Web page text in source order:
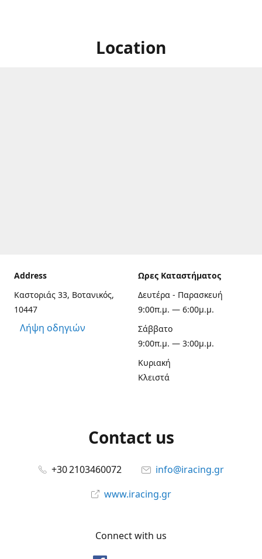
Location
Address
Καστοριάς 33, Βοτανικός,
10447
Λήψη οδηγιών
Ωρες Καταστήματος
Δευτέρα - Παρασκευή
9:00π.μ. — 6:00μ.μ.
Σάββατο
9:00π.μ. — 3:00μ.μ.
Κυριακή
Κλειστά
Contact us
+30 2103460072
info@iracing.gr
www.iracing.gr
Connect with us